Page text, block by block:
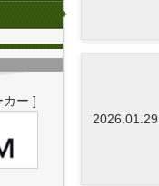
カー ]
2026.01.29